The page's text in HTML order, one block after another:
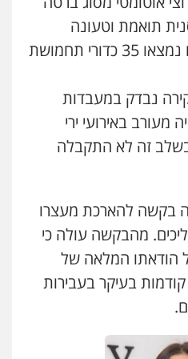
חמורה מעצרים וחקירות
כלכלית צווארון לבן
שעירה – משרד עורכי דין
תעבורה צבא מעצרים
תואמת וטעונה
בחמישה כדורים. בדירתו נמצאו 35 כדורי תחמושת
נבדק במעבדות
באירועי ירי
זה לא התקבלה
בקשה להארכת מעצרו
מהבקשה עולה כי
הודאתו המלאה של
בעיקר בעבירות
פשיעה חמורה פלילי
– משרד עורכי דין
וחקירות
תנועה צווארון לבן תעבורה
אסירים מעצרים וחקירות
חמורה